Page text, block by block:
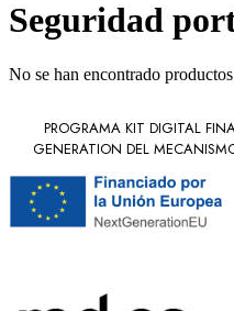
Seguridad
No se han encontrado
PROGRAMA KIT DIGITAL
GENERATION DEL